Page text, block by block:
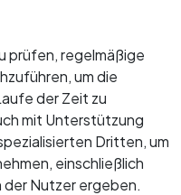
prüfen, regelmäßige
um die
der Zeit zu
mit Unterstützung
Dritten, um
einschließlich
der Nutzer ergeben.